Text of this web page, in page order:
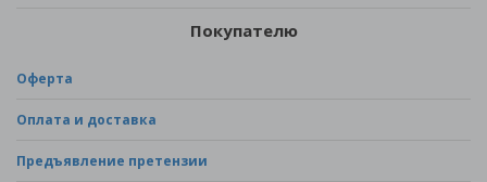
Покупателю
Оферта
Оплата и доставка
Предъявление претензии